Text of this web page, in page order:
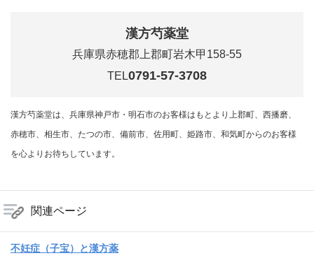
漢方芍薬堂
兵庫県赤穂郡上郡町岩木甲158-55
TEL0791-57-3708
漢方芍薬堂は、兵庫県神戸市・明石市のお客様はもとより上郡町、西播磨、
赤穂市、相生市、たつの市、備前市、佐用町、姫路市、和気町からのお客様
を心よりお待ちしています。
関連ページ
不妊症（子宝）と漢方薬